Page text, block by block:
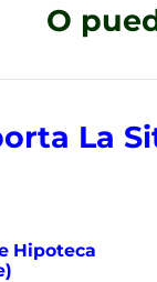
O
La
Hipoteca